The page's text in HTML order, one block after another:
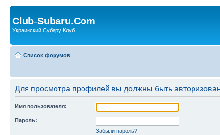
Club-Subaru.Com
Украинский Субару Клуб
Список форумов
Для просмотра профилей вы должны быть
Имя пользователя:
Пароль:
Забыли пароль?